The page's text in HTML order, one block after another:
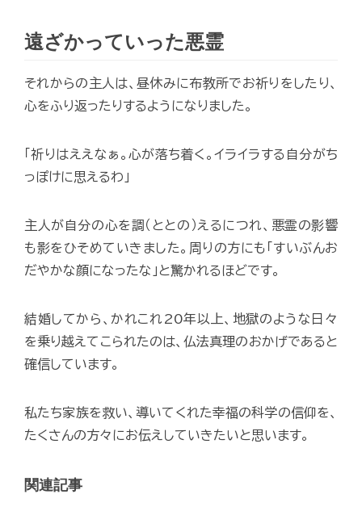
遠ざかっていった悪霊
それからの主人は、昼休みに布教所でお祈りをしたり、
心をふり返ったりするようになりました。
「祈りはええなぁ。心が落ち着く。イライラする自分がち
っぽけに思えるわ」
主人が自分の心を調（ととの）えるにつれ、悪霊の影響
も影をひそめていきました。周りの方にも「すいぶんお
だやかな顔になったな」と驚かれるほどです。
結婚してから、かれこれ20年以上、地獄のような日々
を乗り越えてこられたのは、仏法真理のおかげであると
確信しています。
私たち家族を救い、導いてくれた幸福の科学の信仰を、
たくさんの方々にお伝えしていきたいと思います。
関連記事